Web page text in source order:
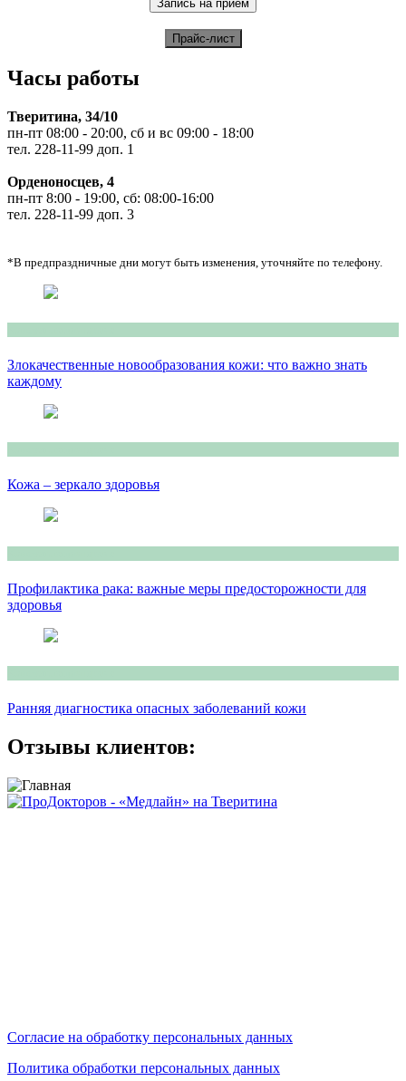
Часы работы
Тверитина, 34/10
пн-пт 08:00 - 20:00, сб и вс 09:00 - 18:00
тел. 228-11-99 доп. 1
Орденоносцев, 4
пн-пт 8:00 - 19:00, сб: 08:00-16:00
тел. 228-11-99 доп. 3
*В предпраздничные дни могут быть изменения, уточняйте по телефону.
Злокачественные новообразования кожи: что важно знать
каждому
Кожа – зеркало здоровья
Профилактика рака: важные меры предосторожности для
здоровья
Ранняя диагностика опасных заболеваний кожи
Отзывы клиентов:
Согласие на обработку персональных данных
Политика обработки персональных данных